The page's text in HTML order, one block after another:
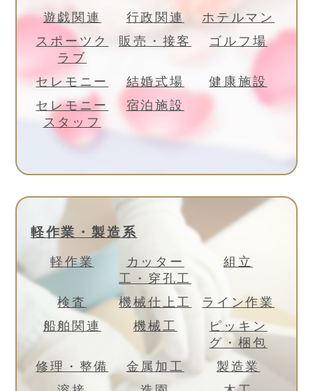
遊戯関連
行政関連
ホテルマン
スポーツク
ラブ
販売・接客 ゴルフ場
セレモニー 結婚式場
健康施設
セレモニー
スタッフ
宿泊施設
軽作業・製造系
軽作業
カッター
工・穿孔工
組立
検査 機械仕上工
ライン作業
船舶関連
機械工
ピッキン
グ・梱包
修理・整備
金属加工
製造業